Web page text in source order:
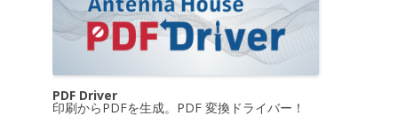
PDF Driver
印刷からPDFを生成。PDF 変換ドライバー！